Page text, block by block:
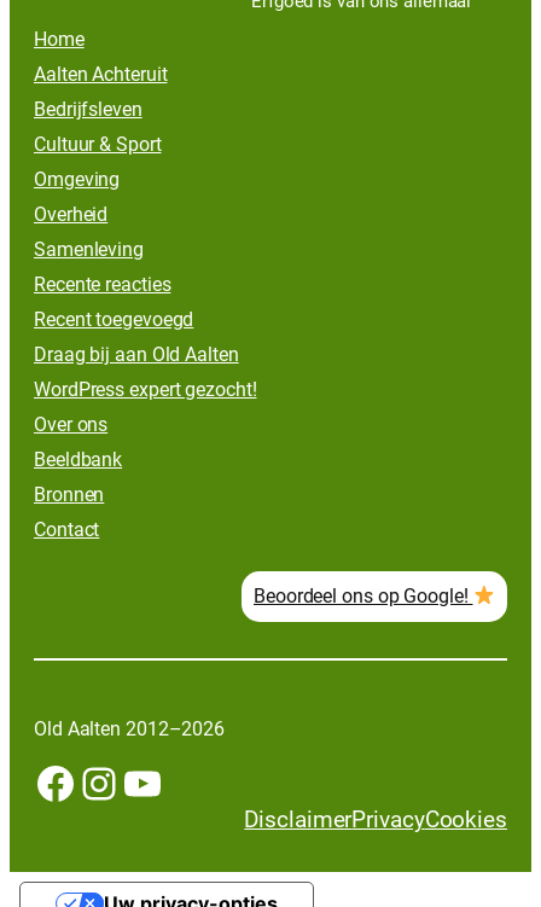
Home
Aalten Achteruit
Bedrijfsleven
Cultuur & Sport
Omgeving
Overheid
Samenleving
Recente reacties
Recent toegevoegd
Draag bij aan Old Aalten
WordPress expert gezocht!
Over ons
Beeldbank
Bronnen
Contact
Beoordeel ons op Google!
Old Aalten 2012–2026
Facebook InstagramYouTube
DisclaimerPrivacyCookies